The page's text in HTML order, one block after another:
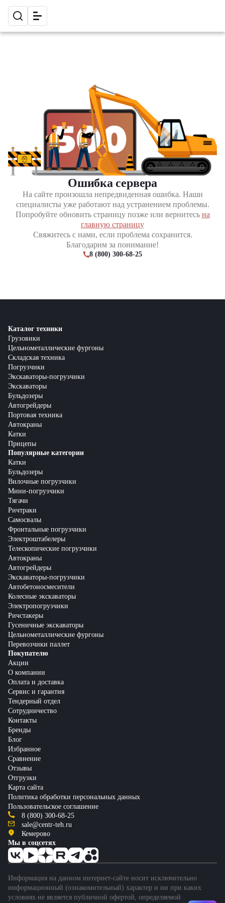
Ошибка сервера
На сайте произошла непредвиденная ошибка. Наши
специалисты уже работают над устранением проблемы.
Попробуйте обновить страницу позже или вернитесь на
главную страницу
Свяжитесь с нами, если проблема сохранится.
Благодарим за понимание!
8 (800) 300-68-25
Каталог техники
Грузовики
Цельнометаллические фургоны
Складская техника
Погрузчики
Экскаваторы-погрузчики
Экскаваторы
Бульдозеры
Автогрейдеры
Портовая техника
Автокраны
Катки
Прицепы
Популярные категории
Катки
Бульдозеры
Вилочные погрузчики
Мини-погрузчики
Тягачи
Ричтраки
Самосвалы
Фронтальные погрузчики
Электроштабелеры
Телескопические погрузчики
Автокраны
Автогрейдеры
Экскаваторы-погрузчики
Автобетоносмесители
Колесные экскаваторы
Электропогрузчики
Ричстакеры
Гусеничные экскаваторы
Цельнометаллические фургоны
Перевозчики паллет
Покупателю
Акции
О компании
Оплата и доставка
Сервис и гарантия
Тендерный отдел
Сотрудничество
Контакты
Бренды
Блог
Избранное
Сравнение
Отзывы
Отгрузки
Карта сайта
Политика обработки персональных данных
Пользовательское соглашение
8 (800) 300-68-25
sale@centr-teh.ru
Кемерово
Мы в соцсетях
Информация на данном интернет-сайте носит исключительно
информационный (ознакомительный) характер и ни при каких
условиях не является публичной офертой, определяемой